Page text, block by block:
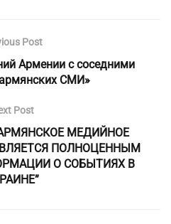
Post
Армении с соседними
СМИ»
Post
МЕДИЙНОЕ
ПОЛНОЦЕННЫМ
О СОБЫТИЯХ В